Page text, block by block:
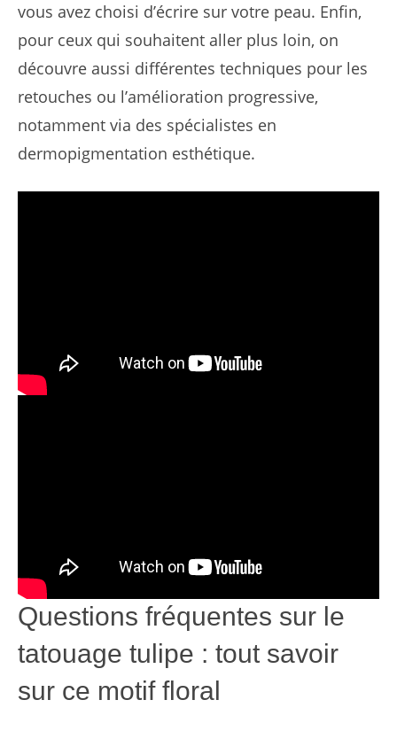
vous avez choisi d’écrire sur votre peau. Enfin,
pour ceux qui souhaitent aller plus loin, on
découvre aussi différentes techniques pour les
retouches ou l’amélioration progressive,
notamment via des spécialistes en
dermopigmentation esthétique.
Questions fréquentes sur le
tatouage tulipe : tout savoir
sur ce motif floral